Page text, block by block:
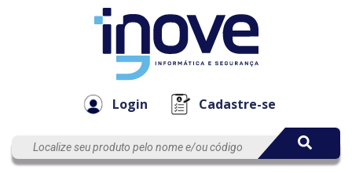
Login Cadastre-se
EmpresaAutomação